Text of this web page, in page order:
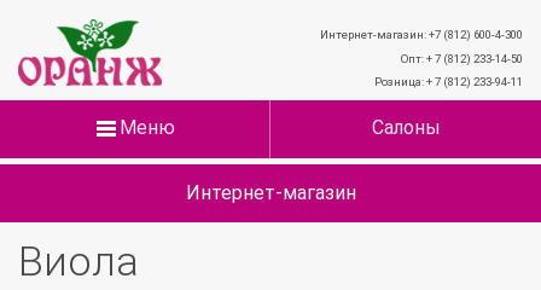
Интернет-магазин: +7 (812) 600-4-300
Опт: + 7 (812) 233-14-50
Розница: + 7 (812) 233-94-11
Меню Салоны
Интернет-магазин
Виола